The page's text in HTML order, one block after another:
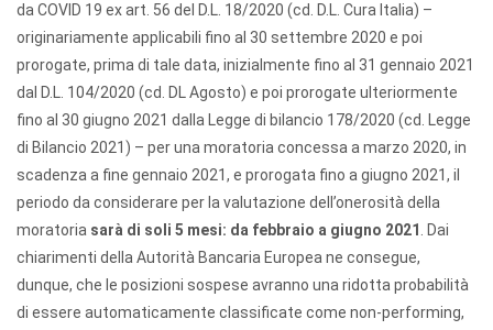
da COVID 19 ex art. 56 del D.L. 18/2020 (cd. D.L. Cura Italia) –
originariamente applicabili fino al 30 settembre 2020 e poi
prorogate, prima di tale data, inizialmente fino al 31 gennaio 2021
dal D.L. 104/2020 (cd. DL Agosto) e poi prorogate ulteriormente
fino al 30 giugno 2021 dalla Legge di bilancio 178/2020 (cd. Legge
di Bilancio 2021) – per una moratoria concessa a marzo 2020, in
scadenza a fine gennaio 2021, e prorogata fino a giugno 2021, il
periodo da considerare per la valutazione dell’onerosità della
moratoria sarà di soli 5 mesi: da febbraio a giugno 2021
. Dai
chiarimenti della Autorità Bancaria Europea ne consegue,
dunque, che le posizioni sospese avranno una ridotta probabilità
di essere automaticamente classificate come non-performing,